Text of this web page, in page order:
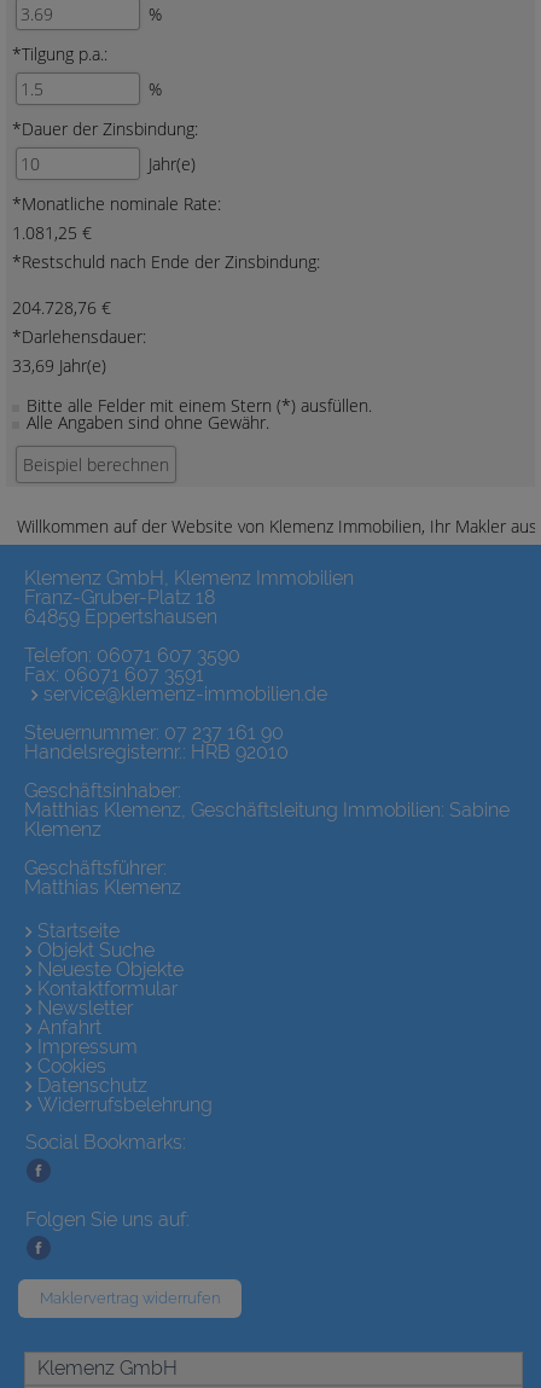
%
*Tilgung p.a.:
%
*Dauer der Zinsbindung:
Jahr(e)
*Monatliche nominale Rate:
1.081,25 €
*Restschuld nach Ende der Zinsbindung:
204.728,76 €
*Darlehensdauer:
33,69 Jahr(e)
Bitte alle Felder mit einem Stern (*) ausfüllen.
Alle Angaben sind ohne Gewähr.
Willkommen auf der Website von Klemenz Immobilien, Ihr Makler aus
Klemenz GmbH, Klemenz Immobilien
Franz-Gruber-Platz 18
64859 Eppertshausen
Telefon: 06071 607 3590
Fax: 06071 607 3591
service@klemenz-immobilien.de
Steuernummer: 07 237 161 90
Handelsregisternr.: HRB 92010
Geschäftsinhaber:
Matthias Klemenz, Geschäftsleitung Immobilien: Sabine
Klemenz
Geschäftsführer:
Matthias Klemenz
Startseite
Objekt Suche
Neueste Objekte
Kontaktformular
Newsletter
Anfahrt
Impressum
Cookies
Datenschutz
Widerrufsbelehrung
Social Bookmarks:
Folgen Sie uns auf:
Maklervertrag widerrufen
Klemenz GmbH